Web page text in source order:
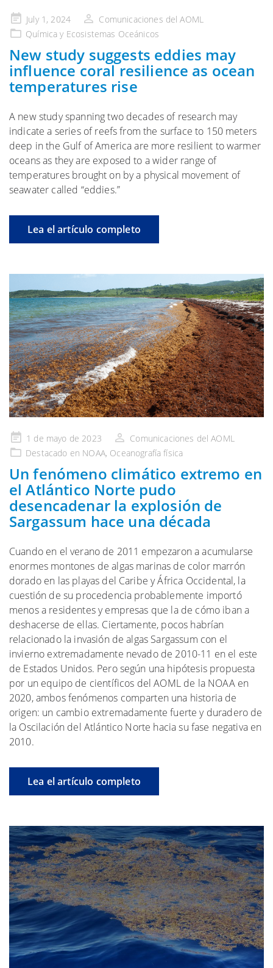
Publicado
en
July 1, 2024
Comunicaciones del AOML
Química y Ecosistemas Oceánicos
New study suggests eddies may
influence coral resilience as ocean
temperatures rise
A new study spanning two decades of research may
indicate a series of reefs from the surface to 150 meters
deep in the Gulf of America are more resilient to warmer
oceans as they are exposed to a wider range of
temperatures brought on by a physical movement of
seawater called “eddies.”
Lea el artículo completo
Publicado
en
1 de mayo de 2023
Comunicaciones del AOML
Destacado en NOAA, Oceanografía física
Un fenómeno climático extremo en
el Atlántico Norte pudo
desencadenar la explosión de
Sargassum hace una década
Cuando en el verano de 2011 empezaron a acumularse
enormes montones de algas marinas de color marrón
dorado en las playas del Caribe y África Occidental, la
cuestión de su procedencia probablemente importó
menos a residentes y empresas que la de cómo iban a
deshacerse de ellas. Ciertamente, pocos habrían
relacionado la invasión de algas Sargassum con el
invierno extremadamente nevado de 2010-11 en el este
de Estados Unidos. Pero según una hipótesis propuesta
por un equipo de científicos del AOML de la NOAA en
2020, ambos fenómenos comparten una historia de
origen: un cambio extremadamente fuerte y duradero de
la Oscilación del Atlántico Norte hacia su fase negativa en
2010.
Lea el artículo completo